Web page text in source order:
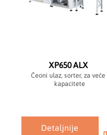
XP650 ALX
Čeoni ulaz, sorter, za veće
kapacitete
Detaljnije